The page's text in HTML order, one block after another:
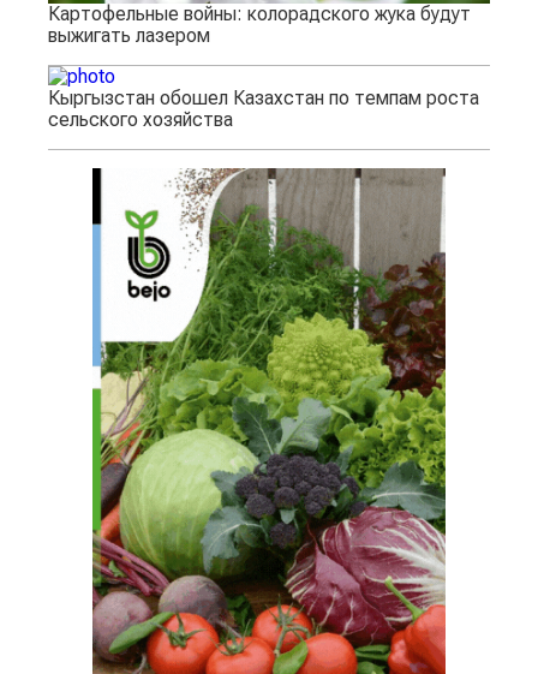
Картофельные войны: колорадского жука будут
выжигать лазером
Кыргызстан обошел Казахстан по темпам роста
сельского хозяйства